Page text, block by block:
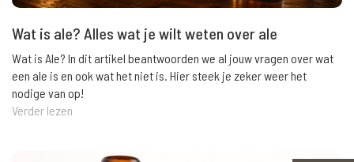
Wat is ale? Alles wat je wilt weten over ale
Wat is Ale? In dit artikel beantwoorden we al jouw vragen over wat
een ale is en ook wat het niet is. Hier steek je zeker weer het
nodige van op!
Verder lezen